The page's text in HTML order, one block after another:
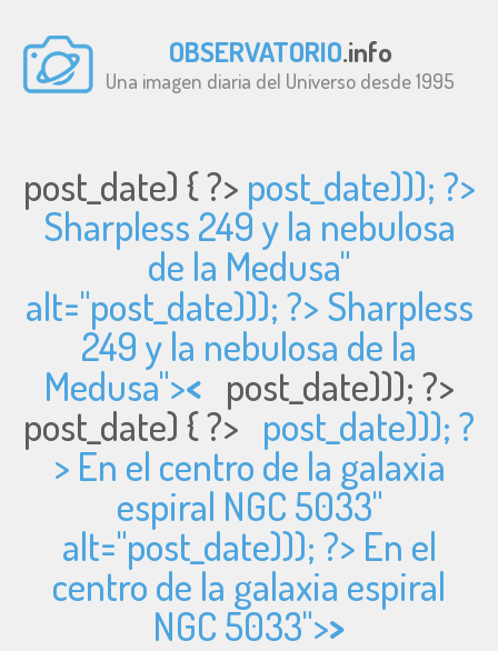
OBSERVATORIO.info
Una imagen diaria del Universo desde 1995
post_date) { ?> post_date))); ?>
Sharpless 249 y la nebulosa
de la Medusa"
alt="post_date))); ?> Sharpless
249 y la nebulosa de la
Medusa">< post_date))); ?>
post_date) { ?> post_date))); ?
> En el centro de la galaxia
espiral NGC 5033"
alt="post_date))); ?> En el
centro de la galaxia espiral
NGC 5033">>